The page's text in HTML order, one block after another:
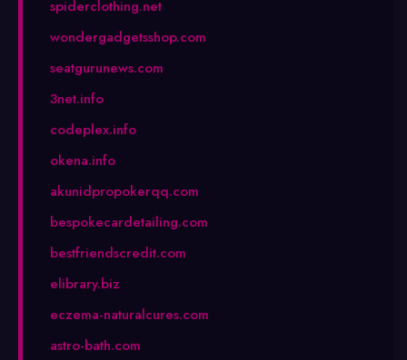
spiderclothing.net
wondergadgetsshop.com
seatgurunews.com
3net.info
codeplex.info
okena.info
akunidpropokerqq.com
bespokecardetailing.com
bestfriendscredit.com
elibrary.biz
eczema-naturalcures.com
astro-bath.com